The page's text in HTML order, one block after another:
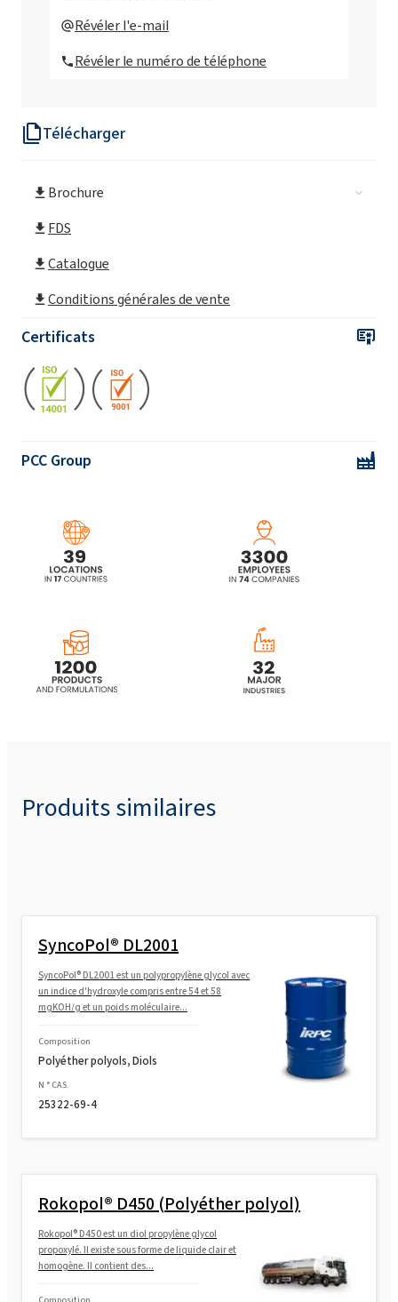
Télécharger
Brochure
FDS
Catalogue
Conditions générales de vente
Certificats
PCC Group
Révéler l'e-mail
Révéler le numéro de téléphone
Produits similaires
SyncoPol® DL2001
SyncoPol® DL2001 est un polypropylène glycol avec
un indice d'hydroxyle compris entre 54 et 58
mgKOH/g et un poids moléculaire...
Composition
Polyéther polyols, Diols
N ° CAS.
25322-69-4
Rokopol® D450 (Polyéther polyol)
Rokopol® D450 est un diol propylène glycol
propoxylé. Il existe sous forme de liquide clair et
homogène. Il contient des...